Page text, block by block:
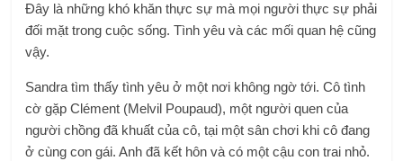
Đây là những khó khăn thực sự mà mọi người thực sự phải
đối mặt trong cuộc sống. Tình yêu và các mối quan hệ cũng
vậy.
Sandra tìm thấy tình yêu ở một nơi không ngờ tới. Cô tình
cờ gặp Clément (Melvil Poupaud), một người quen của
người chồng đã khuất của cô, tại một sân chơi khi cô đang
ở cùng con gái. Anh đã kết hôn và có một cậu con trai nhỏ.